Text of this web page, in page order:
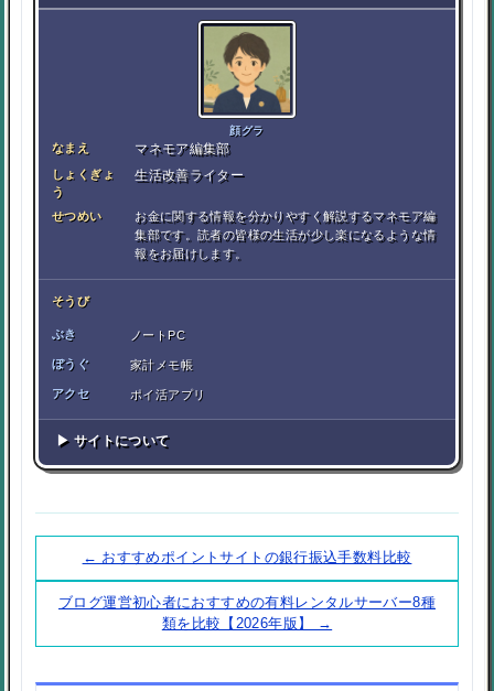
顔グラ
なまえ マネモア編集部
しょくぎょ
う
生活改善ライター
せつめい
お金に関する情報を分かりやすく解説するマネモア編
集部です。読者の皆様の生活が少し楽になるような情
報をお届けします。
そうび
ぶき ノートPC
ぼうぐ 家計メモ帳
アクセ ポイ活アプリ
▶ サイトについて
← おすすめポイントサイトの銀行振込手数料比較
ブログ運営初心者におすすめの有料レンタルサーバー8種
類を比較【2026年版】 →